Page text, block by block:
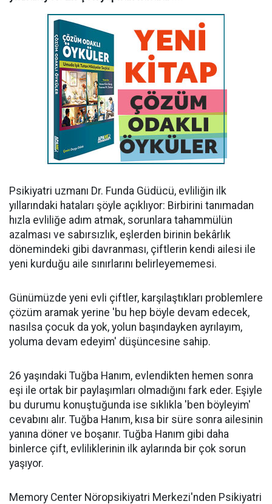
Psikiyatri uzmanı Dr. Funda Güdücü, evliliğin ilk
yıllarındaki hataları şöyle açıklıyor: Birbirini tanımadan
hızla evliliğe adım atmak, sorunlara tahammülün
azalması ve sabırsızlık, eşlerden birinin bekârlık
dönemindeki gibi davranması, çiftlerin kendi ailesi ile
yeni kurduğu aile sınırlarını belirleyememesi.
Günümüzde yeni evli çiftler, karşılaştıkları problemlere
çözüm aramak yerine 'bu hep böyle devam edecek,
nasılsa çocuk da yok, yolun başındayken ayrılayım,
yoluma devam edeyim' düşüncesine sahip.
26 yaşındaki Tuğba Hanım, evlendikten hemen sonra
eşi ile ortak bir paylaşımları olmadığını fark eder. Eşiyle
bu durumu konuştuğunda ise sıklıkla 'ben böyleyim'
cevabını alır. Tuğba Hanım, kısa bir süre sonra ailesinin
yanına döner ve boşanır. Tuğba Hanım gibi daha
binlerce çift, evliliklerinin ilk aylarında bir çok sorun
yaşıyor.
Memory Center Nöropsikiyatri Merkezi'nden Psikiyatri